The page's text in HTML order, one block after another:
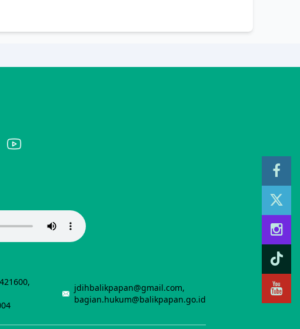
jdihbalikpapan@gmail.com,
bagian.hukum@balikpapan.go.id